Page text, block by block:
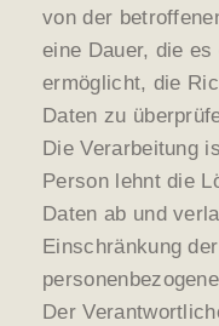
von der
eine Dauer, die
ermöglicht, die
Daten zu
Die Verarbeitung
Person lehnt die
Daten ab und
Einschränkung
Der